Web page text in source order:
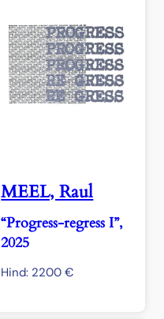
MEEL, Raul
“Progress-regress I”,
2025
Hind: 2200€